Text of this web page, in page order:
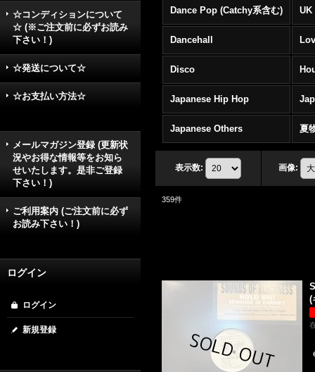
☆コンディションについて
☆ (※ご注文前に必ずお読み
下さい！)
☆発送について☆
☆お支払い方法☆
メールマガジン登録 (更新状
況やお得な情報等をお知ら
せいたします。是非ご登録
下さい！)
ご利用案内 (ご注文前に必ず
お読み下さい！)
ログイン
ログイン
新規登録
Dance Pop (Catchy系含む) UK
Dancehall
Disco
Japanese Hip Hop
Japanese Others 夏
表示数: 画像:
359件
(